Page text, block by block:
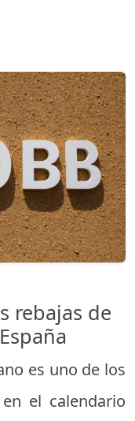
rebajas de
es uno de los
el calendario